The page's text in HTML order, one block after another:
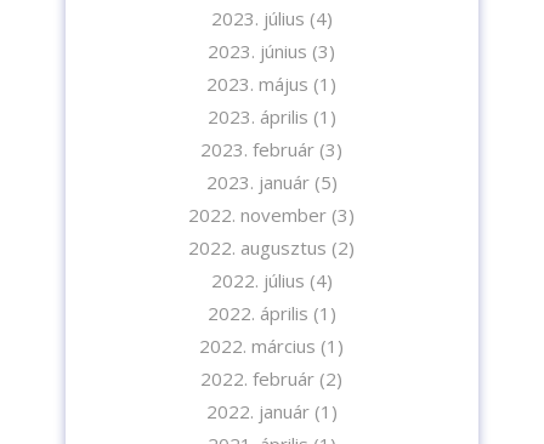
2023. július (4)
2023. június (3)
2023. május (1)
2023. április (1)
2023. február (3)
2023. január(5)
2022. november (3)
2022. augusztus (2)
2022. július (4)
2022. április (1)
2022. március (1)
2022. február (2)
2022. január(1)
Iratkozzon fel hírlevelünkre!
A feliratkozással elfogadja az adatvédelmi tájékoztatónkat. Elolvasom
Adatvédelmi tájékoztatót.